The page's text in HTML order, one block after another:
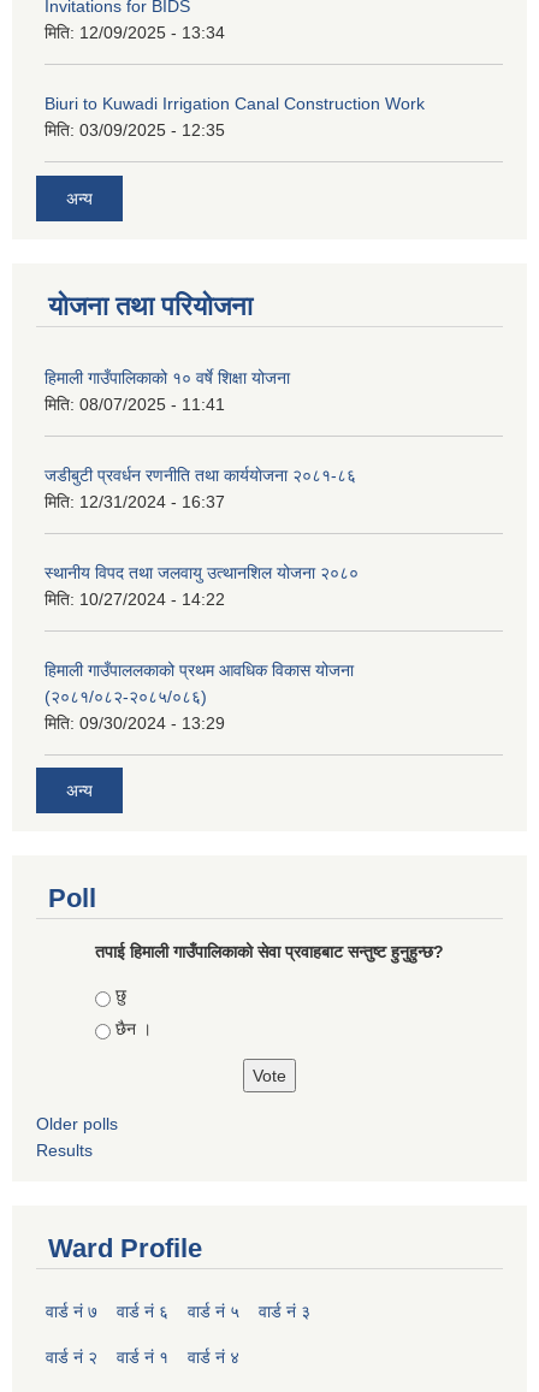
Invitations for BIDS
मिति: 12/09/2025 - 13:34
Biuri to Kuwadi Irrigation Canal Construction Work
मिति: 03/09/2025 - 12:35
अन्य
योजना तथा परियोजना
हिमाली गाउँपालिकाको १० वर्षे शिक्षा योजना
मिति: 08/07/2025 - 11:41
जडीबुटी प्रवर्धन रणनीति तथा कार्ययाेजना २०८१-८६
मिति: 12/31/2024 - 16:37
स्थानीय विपद तथा जलवायु उत्थानशिल योजना २०८०
मिति: 10/27/2024 - 14:22
हिमाली गाउँपाललकाको प्रथम आवधिक विकास योजना
(२०८१/०८२-२०८५/०८६)
मिति: 09/30/2024 - 13:29
अन्य
Poll
तपाई हिमाली गाउँपालिकाको सेवा प्रवाहबाट सन्तुष्ट हुनुहुन्छ?
Choices
छु
छैन ।
Older polls
Results
Ward Profile
वार्ड नं ७ वार्ड नं ६ वार्ड नं ५ वार्ड नं ३
वार्ड नं २ वार्ड नं १ वार्ड नं ४